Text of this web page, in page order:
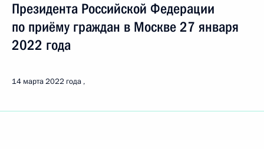
Президента Российской Федерации
по приёму граждан в Москве 27 января
2022 года
14 марта 2022 года